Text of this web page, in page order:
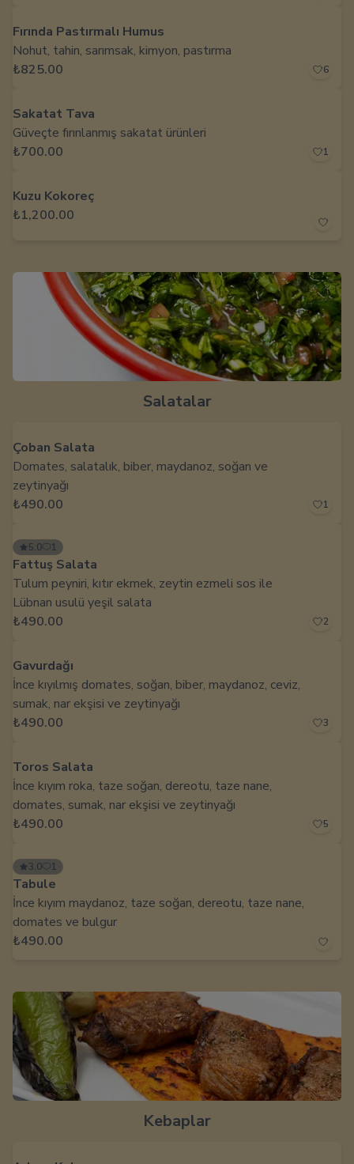
Fırında Pastırmalı Humus
Nohut, tahin, sarımsak, kimyon, pastırma
₺825.00
6
Sakatat Tava
Güveçte fırınlanmış sakatat ürünleri
₺700.00
1
Kuzu Kokoreç
₺1,200.00
Salatalar
Çoban Salata
Domates, salatalık, biber, maydanoz, soğan ve
zeytinyağı
₺490.00
1
5.0 1
Fattuş Salata
Tulum peyniri, kıtır ekmek, zeytin ezmeli sos ile
Lübnan usulü yeşil salata
₺490.00
2
Gavurdağı
İnce kıyılmış domates, soğan, biber, maydanoz, ceviz,
sumak, nar ekşisi ve zeytinyağı
₺490.00
3
Toros Salata
İnce kıyım roka, taze soğan, dereotu, taze nane,
domates, sumak, nar ekşisi ve zeytinyağı
₺490.00
5
3.0 1
Tabule
İnce kıyım maydanoz, taze soğan, dereotu, taze nane,
domates ve bulgur
₺490.00
Kebaplar